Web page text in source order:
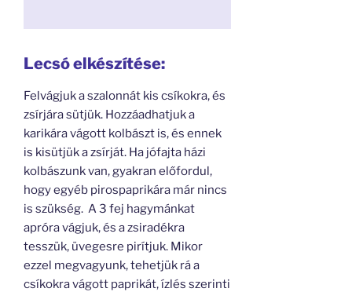
Lecsó elkészítése:
Felvágjuk a szalonnát kis csíkokra, és
zsírjára sütjük. Hozzáadhatjuk a
karikára vágott kolbászt is, és ennek
is kisütjük a zsírját. Ha jófajta házi
kolbászunk van, gyakran előfordul,
hogy egyéb pirospaprikára már nincs
is szükség. A 3 fej hagymánkat
apróra vágjuk, és a zsiradékra
tesszük, üvegesre pirítjuk. Mikor
ezzel megvagyunk, tehetjük rá a
csíkokra vágott paprikát, ízlés szerinti